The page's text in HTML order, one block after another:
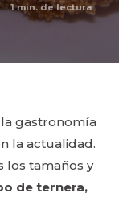
1min. de lectura
gastronomía
la actualidad.
los tamaños y
de ternera,